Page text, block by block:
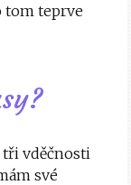
tom teprve
tři vděčnosti
své